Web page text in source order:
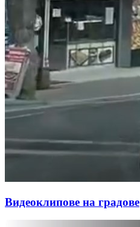
Видеоклипове на градове